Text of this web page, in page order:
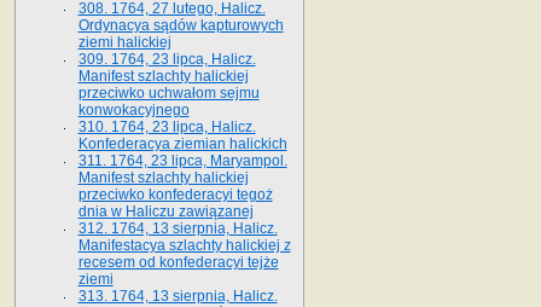
308. 1764, 27 lutego, Halicz.
Ordynacya sądów kapturowych
ziemi halickiej
309. 1764, 23 lipca, Halicz.
Manifest szlachty halickiej
przeciwko uchwałom sejmu
konwokacyjnego
310. 1764, 23 lipca, Halicz.
Konfederacya ziemian halickich
311. 1764, 23 lipca, Maryampol.
Manifest szlachty halickiej
przeciwko konfederacyi tegoż
dnia w Haliczu zawiązanej
312. 1764, 13 sierpnia, Halicz.
Manifestacya szlachty halickiej z
recesem od konfederacyi tejże
ziemi
313. 1764, 13 sierpnia, Halicz.